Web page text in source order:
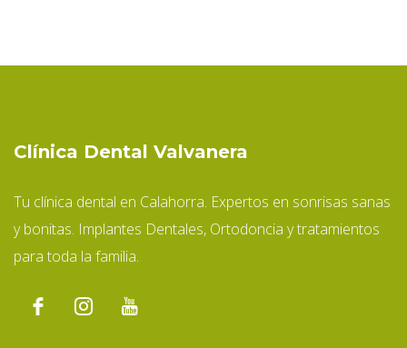
Clínica Dental Valvanera
Tu clínica dental en Calahorra. Expertos en sonrisas sanas
y bonitas. Implantes Dentales, Ortodoncia y tratamientos
para toda la familia.